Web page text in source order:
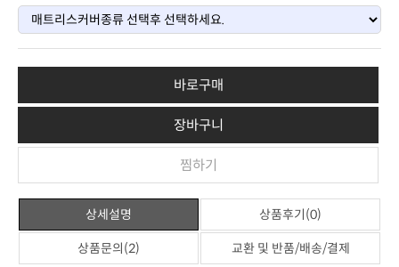
바로구매
장바구니
찜하기
상세설명 상품후기(0)
상품문의(2) 교환 및 반품/배송/결제